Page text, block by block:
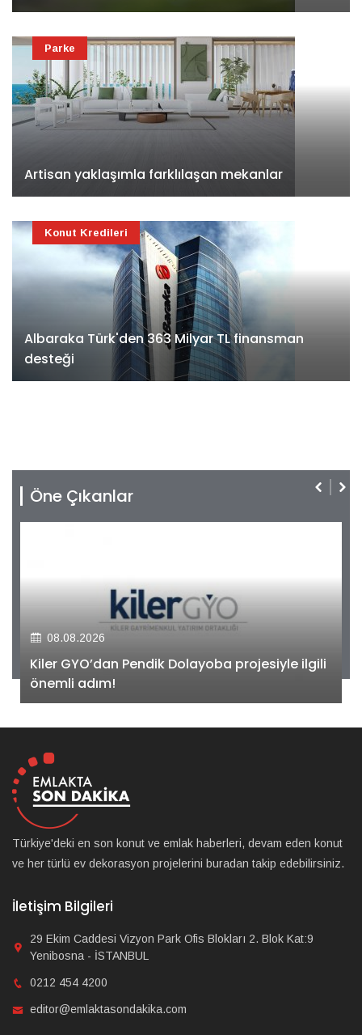
Artisan yaklaşımla farklılaşan mekanlar
Parke
Albaraka Türk'den 363 Milyar TL finansman
desteği
Konut Kredileri
Öne Çıkanlar
08.08.2026
Kiler GYO’dan Pendik Dolayoba projesiyle ilgili
önemli adım!
Türkiye'deki en son konut ve emlak haberleri, devam eden konut
ve her türlü ev dekorasyon projelerini buradan takip edebilirsiniz.
İletişim Bilgileri
29 Ekim Caddesi Vizyon Park Ofis Blokları 2. Blok Kat:9
Yenibosna - İSTANBUL
0212 454 4200
editor@emlaktasondakika.com